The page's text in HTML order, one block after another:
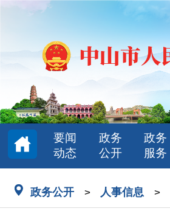
要闻
动态
政务
公开
政务
服务
政务公开 > 人事信息 >